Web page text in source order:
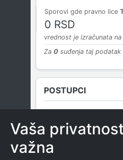
Sporovi gde pravno lice
0 RSD
vrednost je izračunata
Za 0 suđenja taj
POSTUPCI
NEMA
Vaša
važna